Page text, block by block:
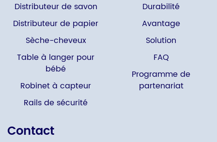
Distributeur de savon
Distributeur de papier
Sèche-cheveux
Table à langer pour
bébé
Robinet à capteur
Rails de sécurité
Durabilité
Avantage
Solution
FAQ
Programme de
partenariat
Contact